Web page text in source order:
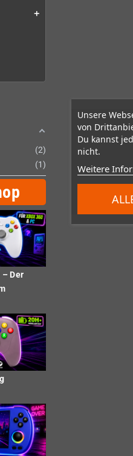
Unsere
von
Du kannst
nicht.
Weitere
add
2
1
– Der